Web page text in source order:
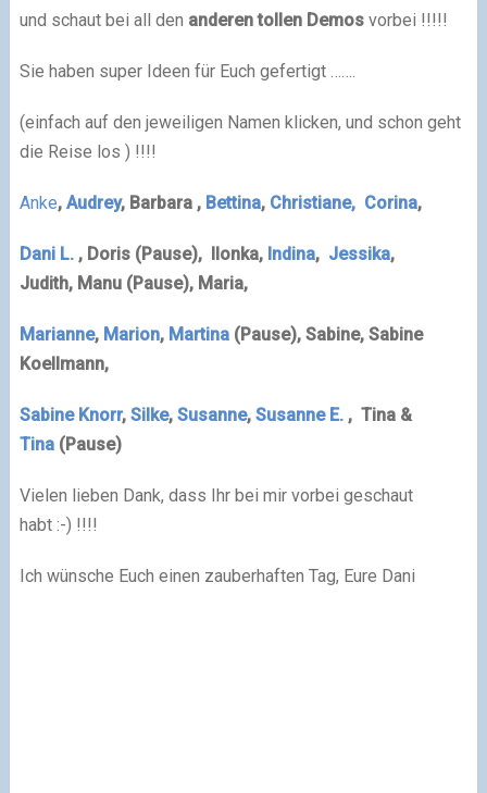
und schaut bei all den anderen tollen Demosvorbei !!!!!
Sie haben super Ideen für Euch gefertigt …….
(einfach auf den jeweiligen Namen klicken, und schon geht
die Reise los ) !!!!
Anke, Audrey, Barbara , Bettina, Christiane, Corina,
Dani L., Doris (Pause), Ilonka, Indina, Jessika,
Judith,Manu (Pause), Maria,
Marianne, Marion, Martina(Pause), Sabine, Sabine
Koellmann,
Sabine Knorr, Silke, Susanne, Susanne E., Tina &
Tina(Pause)
Vielen lieben Dank, dass Ihr bei mir vorbei geschaut
habt :-) !!!!
Ich wünsche Euch einen zauberhaften Tag, Eure Dani